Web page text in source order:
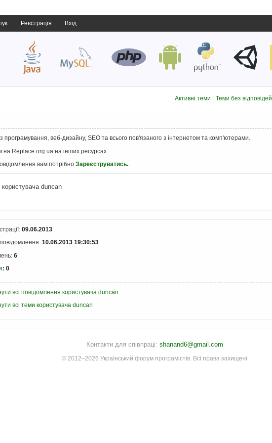
Реєстрація Вхід
Активні теми Теми без відповідей
веб-дизайну, SEO та всього пов'язаного з інтернетом та комп'ютерами.
Replace.org.ua на інших ресурсах.
вам потрібно Зареєструватись.
duncan
09.06.2013
10.06.2013 19:30:53
6
: 0
всі повідомлення користувача duncan
всі теми користувача duncan
Контакти для співпраці: shanand6@gmail.com
© 2012–2026 Український форум програмістів. Всі права захищені